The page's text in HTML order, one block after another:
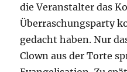
die Veranstalter das
Überraschungsparty
gedacht haben. Nur
Clown aus der Torte